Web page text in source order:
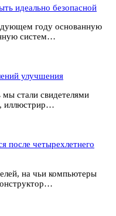
идеально безопасной
году основанную
систем…
улучшения
мы стали свидетелями
иллюстрир…
после четырехлетнего
на чьи компьютеры